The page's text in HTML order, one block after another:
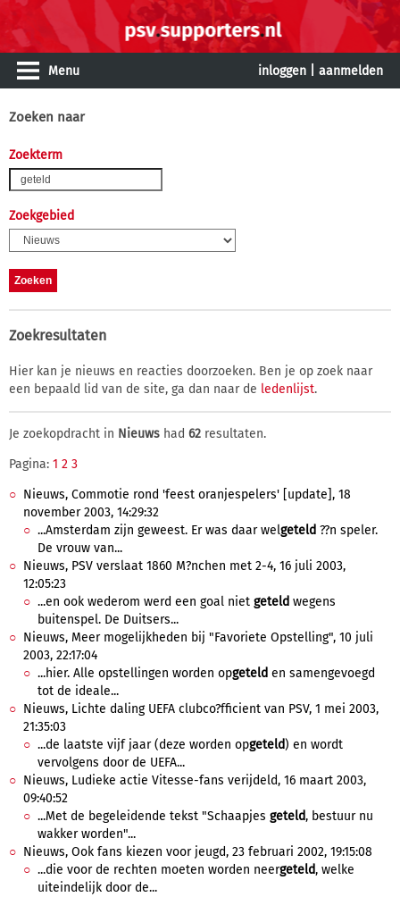
Menu inloggen aanmelden
Zoeken naar
Zoekterm
Zoekgebied
Zoekresultaten
Hier kan je nieuws en reacties doorzoeken. Ben je op zoek naar
een bepaald lid van de site, ga dan naar de ledenlijst.
Je zoekopdracht in Nieuws had 62 resultaten.
Pagina: 1 2 3
Nieuws, Commotie rond 'feest oranjespelers' [update], 18
november 2003, 14:29:32
...Amsterdam zijn geweest. Er was daar welgeteld ??n speler.
De vrouw van...
Nieuws, PSV verslaat 1860 M?nchen met 2-4, 16 juli 2003,
12:05:23
...en ook wederom werd een goal niet geteld wegens
buitenspel. De Duitsers...
Nieuws, Meer mogelijkheden bij "Favoriete Opstelling", 10 juli
2003, 22:17:04
...hier. Alle opstellingen worden opgeteld en samengevoegd
tot de ideale...
Nieuws, Lichte daling UEFA clubco?fficient van PSV, 1 mei 2003,
21:35:03
...de laatste vijf jaar (deze worden opgeteld) en wordt
vervolgens door de UEFA...
Nieuws, Ludieke actie Vitesse-fans verijdeld, 16 maart 2003,
09:40:52
...Met de begeleidende tekst "Schaapjes geteld, bestuur nu
wakker worden"...
Nieuws, Ook fans kiezen voor jeugd, 23 februari 2002, 19:15:08
...die voor de rechten moeten worden neergeteld, welke
uiteindelijk door de...